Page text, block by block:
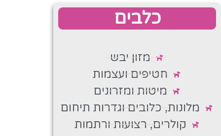
כלבים
מזון יבש
חטיפים ועצמות
מיטות ומזרונים
מלונות, כלובים וגדרות תיחום
קולרים, רצועות ורתמות